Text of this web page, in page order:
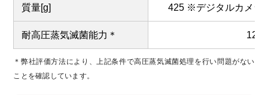
質量[g] 425 ※デジタルカメラ
耐高圧蒸気滅菌能力＊
＊弊社評価方法により、上記条件で高圧蒸気滅菌処理を行い問題がない
ことを確認しています。